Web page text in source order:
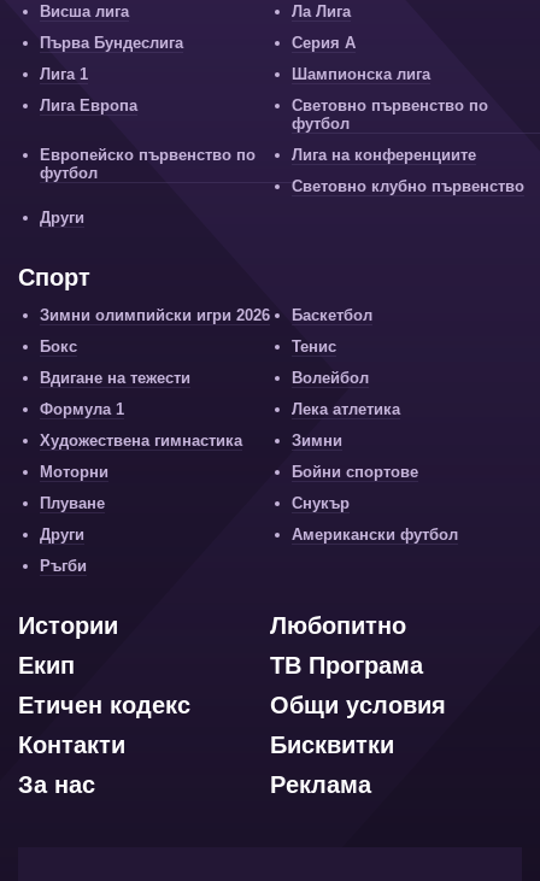
Висша лига
Ла Лига
Първа Бундеслига
Серия А
Лига 1
Шампионска лига
Лига Европа
Световно първенство по
футбол
Европейско първенство по
футбол
Лига на конференциите
Световно клубно първенство
Други
Спорт
Зимни олимпийски игри 2026
Баскетбол
Бокс
Тенис
Вдигане на тежести
Волейбол
Формула 1
Лека атлетика
Художествена гимнастика
Зимни
Моторни
Бойни спортове
Плуване
Снукър
Други
Американски футбол
Ръгби
Любопитно
Истории
ТВ Програма
Екип
Общи условия
Етичен кодекс
Бисквитки
Контакти
Реклама
За нас